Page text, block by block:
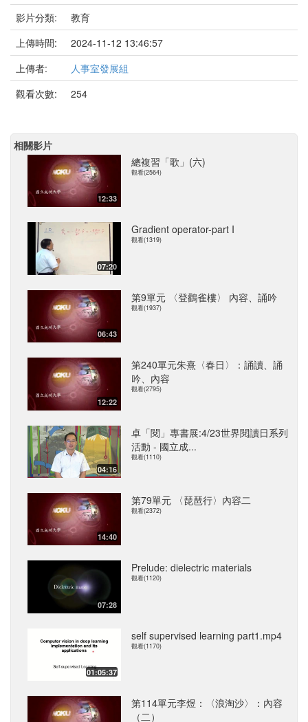
影片分類:
教育
上傳時間:
2024-11-12 13:46:57
上傳者:
人事室發展組
觀看次數:
254
相關影片
12:33
總複習「歌」(六)
觀看(2564)
07:20
Gradient operator-part I
觀看(1319)
06:43
第9單元 〈登鸛雀樓〉 內容、誦吟
觀看(1937)
12:22
第240單元朱熹〈春日〉：誦讀、誦
吟、內容
觀看(2795)
04:16
卓「閱」專書展:4/23世界閱讀日系列
活動 - 國立成...
觀看(1110)
14:40
第79單元 〈琵琶行〉內容二
觀看(2372)
07:28
Prelude: dielectric materials
觀看(1120)
01:05:37
self supervised learning part1.mp4
觀看(1170)
第114單元李煜：〈浪淘沙〉：內容
（二）